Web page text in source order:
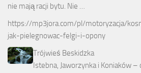
nie mają racji bytu. Nie …
https://mp3jora.com/pl/motoryzacja/
jak-pielegnowac-felgi-i-opony
Trójwieś Beskidzka
Istebna, Jaworzynka i Koniaków